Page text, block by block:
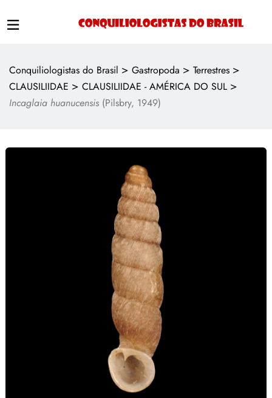
Conquiliologistas do Brasil > Gastropoda > Terrestres >
CLAUSILIIDAE > CLAUSILIIDAE - AMÉRICA DO SUL >
Incaglaia huanucensis (Pilsbry, 1949)